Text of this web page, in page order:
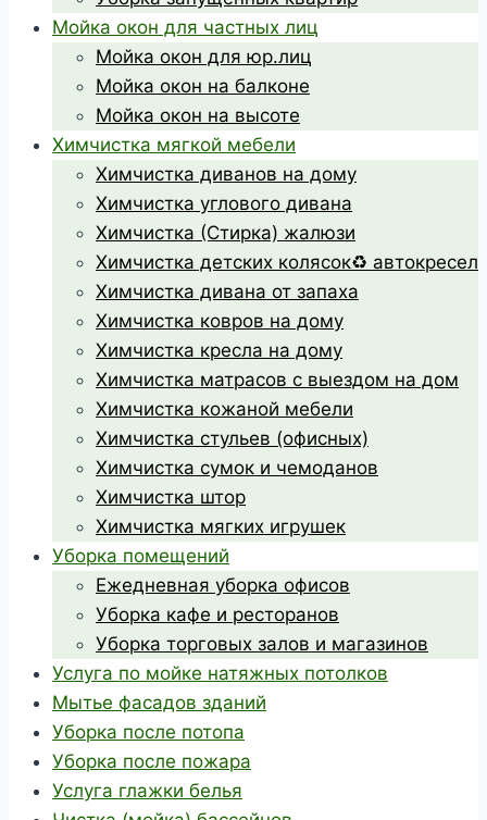
Мойка окон для частных лиц
Мойка окон для юр.лиц
Мойка окон на балконе
Мойка окон на высоте
Химчистка мягкой мебели
Химчистка диванов на дому
Химчистка углового дивана
Химчистка (Стирка) жалюзи
Химчистка детских колясок♻️ автокресел
Химчистка дивана от запаха
Химчистка ковров на дому
Химчистка кресла на дому
Химчистка матрасов с выездом на дом
Химчистка кожаной мебели
Химчистка стульев (офисных)
Химчистка сумок и чемоданов
Химчистка штор
Химчистка мягких игрушек
Уборка помещений
Ежедневная уборка офисов
Уборка кафе и ресторанов
Уборка торговых залов и магазинов
Услуга по мойке натяжных потолков
Мытье фасадов зданий
Уборка после потопа
Уборка после пожара
Услуга глажки белья